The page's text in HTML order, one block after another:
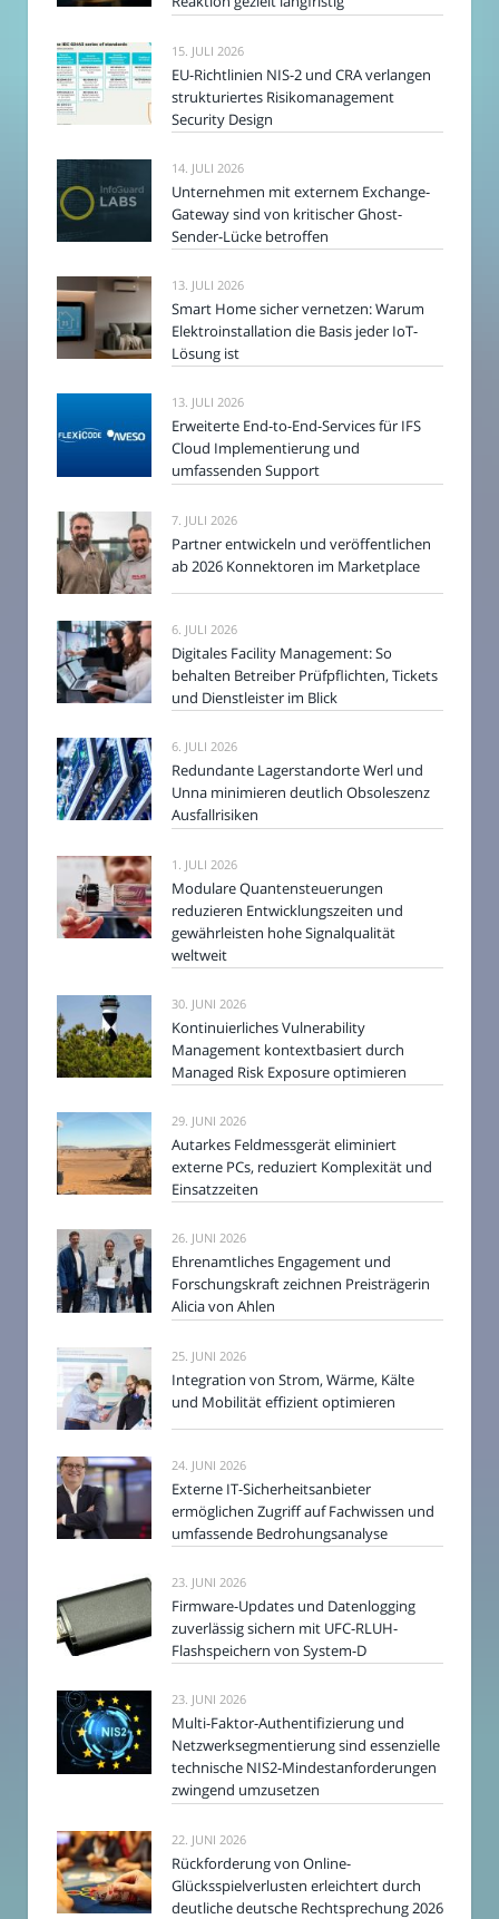
15. JULI 2026
EU-Richtlinien NIS-2 und CRA verlangen
strukturiertes Risikomanagement
Security Design
14. JULI 2026
Unternehmen mit externem Exchange-
Gateway sind von kritischer Ghost-
Sender-Lücke betroffen
13. JULI 2026
Smart Home sicher vernetzen: Warum
Elektroinstallation die Basis jeder IoT-
Lösung ist
13. JULI 2026
Erweiterte End-to-End-Services für IFS
Cloud Implementierung und
umfassenden Support
7. JULI 2026
Partner entwickeln und veröffentlichen
ab 2026 Konnektoren im Marketplace
6. JULI 2026
Digitales Facility Management: So
behalten Betreiber Prüfpflichten, Tickets
und Dienstleister im Blick
6. JULI 2026
Redundante Lagerstandorte Werl und
Unna minimieren deutlich Obsoleszenz
Ausfallrisiken
1. JULI 2026
Modulare Quantensteuerungen
reduzieren Entwicklungszeiten und
gewährleisten hohe Signalqualität
weltweit
30. JUNI 2026
Kontinuierliches Vulnerability
Management kontextbasiert durch
Managed Risk Exposure optimieren
29. JUNI 2026
Autarkes Feldmessgerät eliminiert
externe PCs, reduziert Komplexität und
Einsatzzeiten
26. JUNI 2026
Ehrenamtliches Engagement und
Forschungskraft zeichnen Preisträgerin
Alicia von Ahlen
25. JUNI 2026
Integration von Strom, Wärme, Kälte
und Mobilität effizient optimieren
24. JUNI 2026
Externe IT-Sicherheitsanbieter
ermöglichen Zugriff auf Fachwissen und
umfassende Bedrohungsanalyse
23. JUNI 2026
Firmware-Updates und Datenlogging
zuverlässig sichern mit UFC-RLUH-
Flashspeichern von System-D
23. JUNI 2026
Multi-Faktor-Authentifizierung und
Netzwerksegmentierung sind essenzielle
technische NIS2-Mindestanforderungen
zwingend umzusetzen
22. JUNI 2026
Rückforderung von Online-
Glücksspielverlusten erleichtert durch
deutliche deutsche Rechtsprechung 2026